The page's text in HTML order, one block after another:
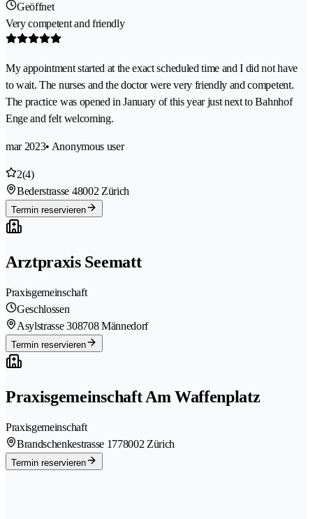
Geöffnet
Very competent and friendly
My appointment started at the exact scheduled time and I did not have
to wait. The nurses and the doctor were very friendly and competent.
The practice was opened in January of this year just next to Bahnhof
Enge and felt welcoming.
mar 2023• Anonymous user
2(4)
Bederstrasse 48002 Zürich
Termin reservieren
Arztpraxis Seematt
Praxisgemeinschaft
Geschlossen
Asylstrasse 308708 Männedorf
Termin reservieren
Praxisgemeinschaft Am Waffenplatz
Praxisgemeinschaft
Brandschenkestrasse 1778002 Zürich
Termin reservieren